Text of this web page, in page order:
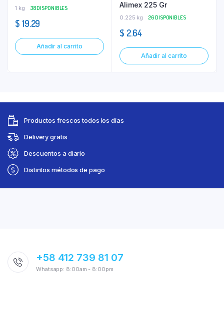
1 kg 38 DISPONIBLES
$ 19.29
Añadir al carrito
Alimex 225 Gr
0.225 kg 26 DISPONIBLES
$ 2.64
Añadir al carrito
Productos frescos todos los días
Delivery gratis
Descuentos a diario
Distintos métodos de pago
+58 412 739 81 07
Whatsapp: 8:00am - 8:00pm